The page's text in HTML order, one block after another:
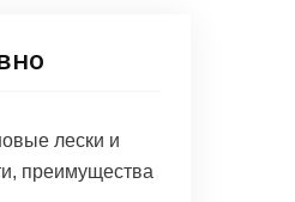
лески и
преимущества